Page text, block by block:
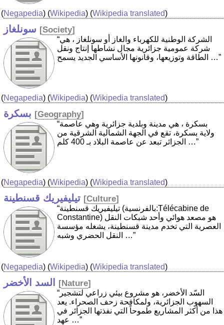
(Negapedia) (Wikipedia) (Wikipedia translated)
سونلغاز [Society]
“الشركة الوطنية للكهرباء والغاز أو سونلغاز ‏، هي
شركة عمومية جزائرية مجال نشاطها إنتاج ونقل
الطاقة وتوزيعها، وقانونها الأساسي الجديد يسمح …”
(Negapedia) (Wikipedia) (Wikipedia translated)
بسكرة [Geography]
“بسكرة ‏، هي مدينة وبلدية جزائرية وهي عاصمة
ولاية بسكرة، تقع في الجهة الشمالية الشرقية من
الجزائر تبعد عن عاصمة البلاد بـ 400 كلم …”
(Negapedia) (Wikipedia) (Wikipedia translated)
تيليفيريك قسنطينة [Culture]
“تيليفيريك قسنطينة (بالفرنسية:Télécabine de
Constantine) هو مصعد هوائي وأحد شبكات النقل
العصرية التي تخدم مدينة قسنطينة، يشغله مؤسسة
النقل الحضري وشبه …”
(Negapedia) (Wikipedia) (Wikipedia translated)
السد الأخضر [Nature]
“السّد الأخضر، هو مشروع بيئي زراعي لتشجير
السهوب الجزائرية، ولمكافحة زحف الصحراء. يعد
هذا من أكثر المشاريع طموحاً التي نفذتها الجزائر في
عهد …”